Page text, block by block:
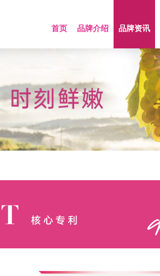
首页 品牌介绍 品牌资讯